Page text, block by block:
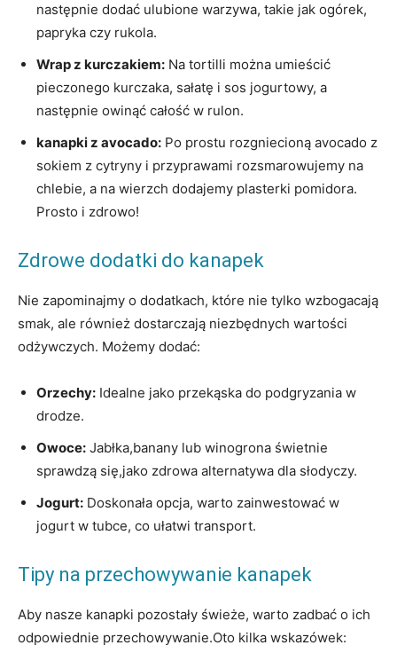
następnie⁤ dodać ulubione warzywa, takie jak ogórek,
papryka czy rukola.
Wrap ‍z kurczakiem: Na tortilli można umieścić
pieczonego ‍kurczaka, sałatę ‍i sos jogurtowy, a
następnie owinąć całość w rulon.
kanapki z avocado: ⁢Po prostu rozgniecioną avocado ‌z
sokiem z cytryny⁤ i przyprawami rozsmarowujemy​ na
chlebie, a na wierzch dodajemy plasterki pomidora.
Prosto i zdrowo!
Zdrowe dodatki do kanapek
Nie zapominajmy o⁢ dodatkach, które ‍nie tylko wzbogacają
smak, ale również dostarczają niezbędnych wartości
odżywczych.‍ Możemy dodać:
Orzechy: Idealne jako przekąska ⁢do‍ podgryzania w
drodze.
Owoce: Jabłka,banany lub winogrona świetnie
sprawdzą się,jako‌ zdrowa alternatywa dla‍ słodyczy.
Jogurt: Doskonała opcja, warto zainwestować ⁣w
jogurt w tubce, co ułatwi transport.
Tipy na przechowywanie kanapek
Aby nasze kanapki pozostały świeże, warto zadbać o ich
odpowiednie⁢ przechowywanie.Oto kilka wskazówek: